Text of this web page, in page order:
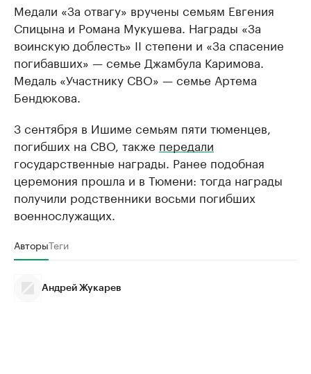
Медали «За отвагу» вручены семьям Евгения
Спицына и Романа Мукушева. Награды «За
воинскую доблесть» II степени и «За спасение
погибавших» — семье Джамбула Каримова.
Медаль «Участнику СВО» — семье Артема
Бендюкова.
3 сентября в Ишиме семьям пяти тюменцев,
погибших на СВО, также передали
государственные награды. Ранее подобная
церемония прошла и в Тюмени: тогда награды
получили родственники восьми погибших
военнослужащих.
АвторыТеги
Андрей Жукарев